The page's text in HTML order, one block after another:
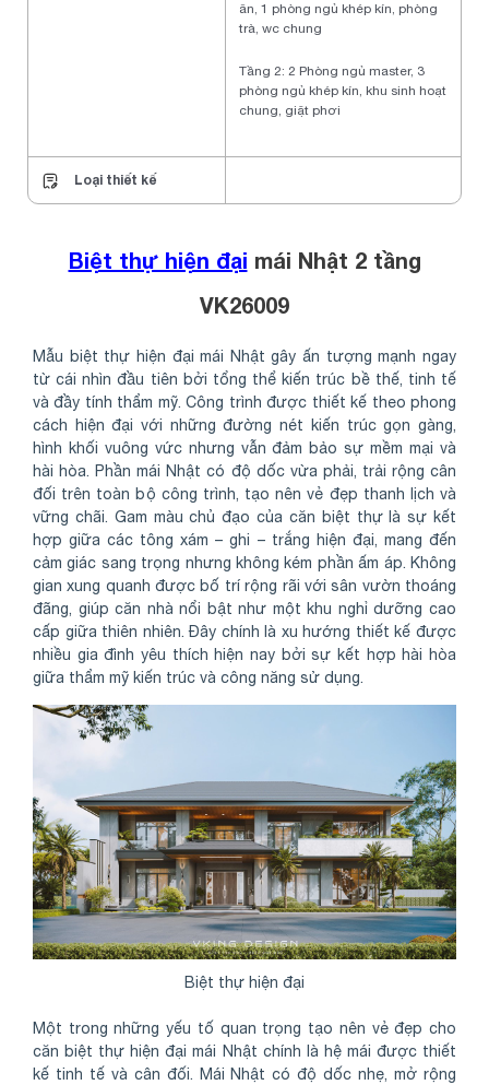
ăn, 1 phòng ngủ khép kín, phòng
trà, wc chung
Tầng 2: 2 Phòng ngủ master, 3
phòng ngủ khép kín, khu sinh hoạt
chung, giặt phơi
Loại thiết kế
Biệt thự hiện đại mái Nhật 2 tầng
VK26009
Mẫu biệt thự hiện đại mái Nhật gây ấn tượng mạnh ngay
từ cái nhìn đầu tiên bởi tổng thể kiến trúc bề thế, tinh tế
và đầy tính thẩm mỹ. Công trình được thiết kế theo phong
cách hiện đại với những đường nét kiến trúc gọn gàng,
hình khối vuông vức nhưng vẫn đảm bảo sự mềm mại và
hài hòa. Phần mái Nhật có độ dốc vừa phải, trải rộng cân
đối trên toàn bộ công trình, tạo nên vẻ đẹp thanh lịch và
vững chãi. Gam màu chủ đạo của căn biệt thự là sự kết
hợp giữa các tông xám – ghi – trắng hiện đại, mang đến
cảm giác sang trọng nhưng không kém phần ấm áp. Không
gian xung quanh được bố trí rộng rãi với sân vườn thoáng
đãng, giúp căn nhà nổi bật như một khu nghỉ dưỡng cao
cấp giữa thiên nhiên. Đây chính là xu hướng thiết kế được
nhiều gia đình yêu thích hiện nay bởi sự kết hợp hài hòa
giữa thẩm mỹ kiến trúc và công năng sử dụng.
Biệt thự hiện đại
Một trong những yếu tố quan trọng tạo nên vẻ đẹp cho
căn biệt thự hiện đại mái Nhật chính là hệ mái được thiết
kế tinh tế và cân đối. Mái Nhật có độ dốc nhẹ, mở rộng